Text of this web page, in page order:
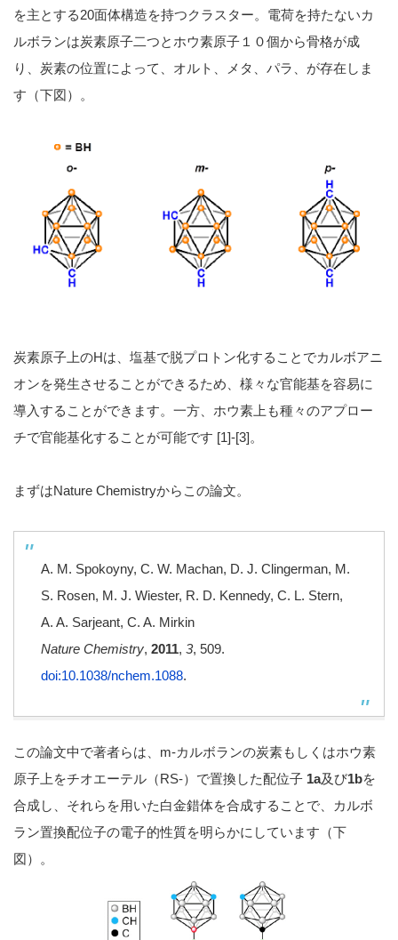
を主とする20面体構造を持つクラスター。電荷を持たないカ
ルボランは炭素原子二つとホウ素原子１０個から骨格が成
り、炭素の位置によって、オルト、メタ、パラ、が存在しま
す（下図）。
炭素原子上のHは、塩基で脱プロトン化することでカルボアニ
オンを発生させることができるため、様々な官能基を容易に
導入することができます。一方、ホウ素上も種々のアプロー
チで官能基化することが可能です [1]-[3]。
まずはNature Chemistryからこの論文。
A. M. Spokoyny, C. W. Machan, D. J. Clingerman, M.
S. Rosen, M. J. Wiester, R. D. Kennedy, C. L. Stern,
A. A. Sarjeant, C. A. Mirkin
Nature Chemistry, 2011, 3, 509.
doi:10.1038/nchem.1088.
この論文中で著者らは、m-カルボランの炭素もしくはホウ素
原子上をチオエーテル（RS-）で置換した配位子 1a及び1bを
合成し、それらを用いた白金錯体を合成することで、カルボ
ラン置換配位子の電子的性質を明らかにしています（下
図）。